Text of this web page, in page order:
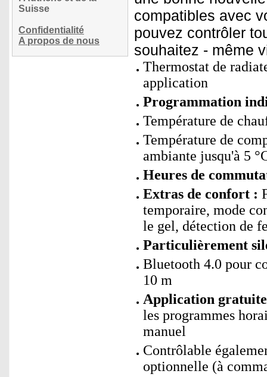
Suisse
Confidentialité
A propos de nous
compatibles avec
pouvez contrôler
souhaitez - même
Thermostat de
application
Programmation
Température de
Température de
ambiante jusqu'à 5
Heures de
Extras de confort :
temporaire, mode
le gel, détection de
Particulièrement
Bluetooth 4.0 pour
10 m
Application
les programmes
manuel
Contrôlable
optionnelle (à